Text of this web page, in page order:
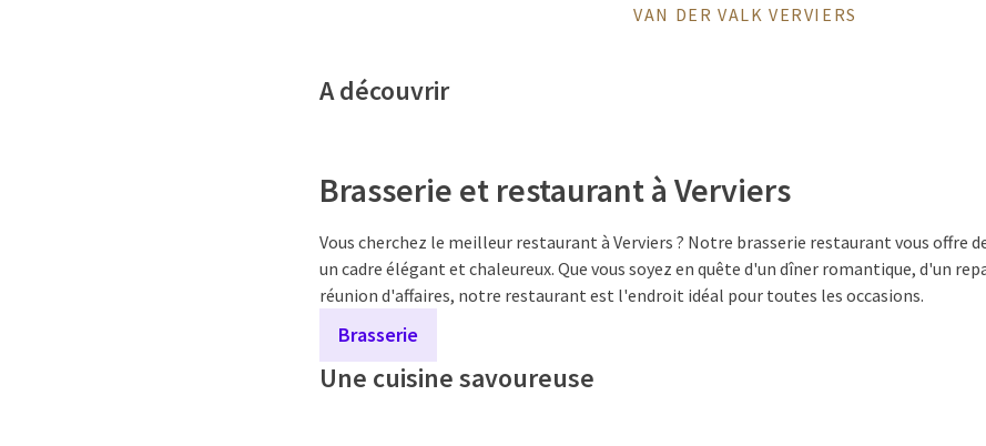
VAN DER VALK VERVIERS
A découvrir
Brasserie et restaurant à Verviers
Vous cherchez le meilleur restaurant à Verviers ? Notre brasserie restaurant vous offre
un cadre élégant et chaleureux. Que vous soyez en quête d'un dîner romantique, d'un
réunion d'affaires, notre restaurant est l'endroit idéal pour toutes les occasions.
Brasserie
Une cuisine savoureuse